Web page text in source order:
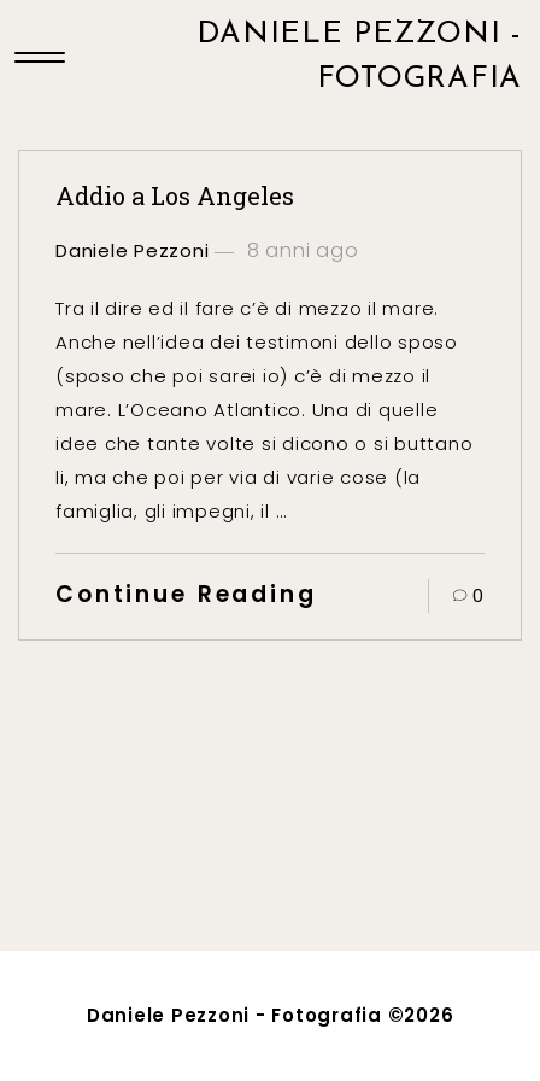
DANIELE PEZZONI -
FOTOGRAFIA
Addio a Los Angeles
Daniele Pezzoni 8 anni ago
Tra il dire ed il fare c’è di mezzo il mare.
Anche nell’idea dei testimoni dello sposo
(sposo che poi sarei io) c’è di mezzo il
mare. L’Oceano Atlantico. Una di quelle
idee che tante volte si dicono o si buttano
li, ma che poi per via di varie cose (la
famiglia, gli impegni, il …
Continue Reading 0
Daniele Pezzoni - Fotografia ©2026